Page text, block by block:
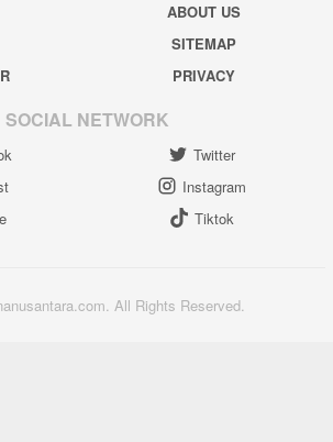
ABOUT US
SITEMAP
PRIVACY
SOCIAL NETWORK
Twitter
Instagram
Tiktok
All Rights Reserved.